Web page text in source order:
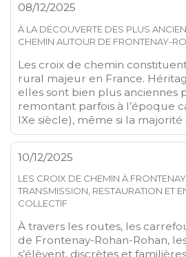
08/12/2025
À LA DÉCOUVERTE DES PLUS
CHEMIN AUTOUR DE FRONTENAY-
Les croix de chemin
rural majeur en France.
elles sont bien plus anciennes
remontant parfois à l’époque
IXe siècle), même si la majorité
10/12/2025
LES CROIX DE CHEMIN À
TRANSMISSION, RESTAURATION ET
COLLECTIF
À travers les routes, les
de Frontenay-Rohan-Rohan,
s’élèvent, discrètes et